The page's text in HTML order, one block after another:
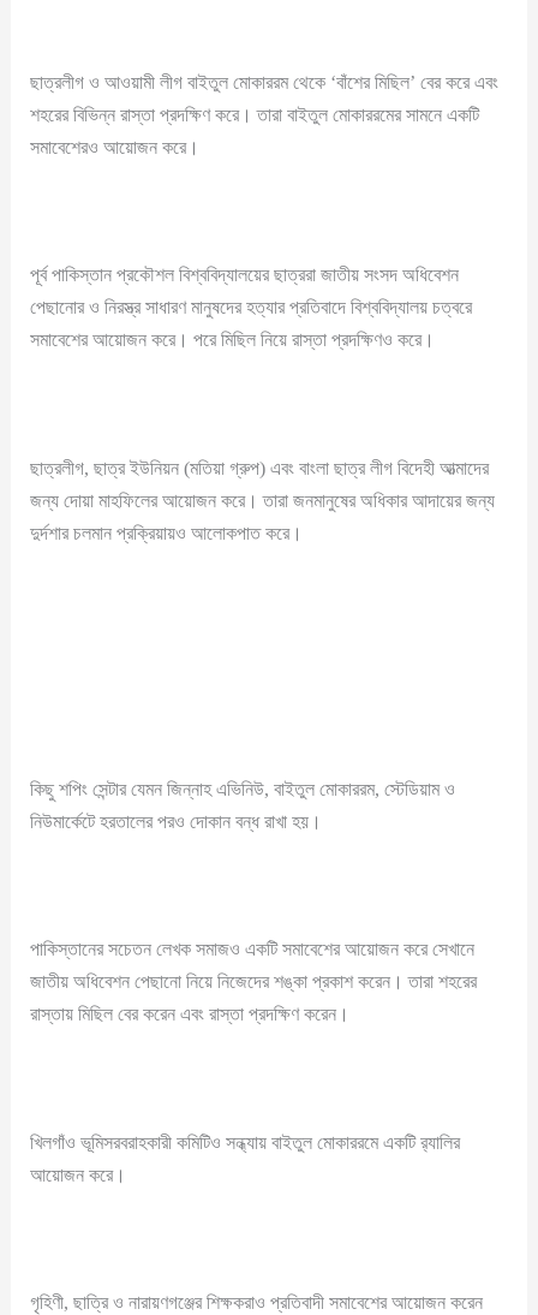
ছাত্রলীগ ও আওয়ামী লীগ বাইতুল মোকাররম থেকে ‘বাঁশের মিছিল’ বের করে এবং
শহরের বিভিন্ন রাস্তা প্রদক্ষিণ করে। তারা বাইতুল মোকাররমের সামনে একটি
সমাবেশেরও আয়োজন করে।
পূর্ব পাকিস্তান প্রকৌশল বিশ্ববিদ্যালয়ের ছাত্ররা জাতীয় সংসদ অধিবেশন
পেছানোর ও নিরস্ত্র সাধারণ মানুষদের হত্যার প্রতিবাদে বিশ্ববিদ্যালয় চত্বরে
সমাবেশের আয়োজন করে। পরে মিছিল নিয়ে রাস্তা প্রদক্ষিণও করে।
ছাত্রলীগ, ছাত্র ইউনিয়ন (মতিয়া গ্রুপ) এবং বাংলা ছাত্র লীগ বিদেহী আত্মাদের
জন্য দোয়া মাহফিলের আয়োজন করে। তারা জনমানুষের অধিকার আদায়ের জন্য
দুর্দশার চলমান প্রক্রিয়ায়ও আলোকপাত করে।
কিছু শপিং সেন্টার যেমন জিন্নাহ এভিনিউ, বাইতুল মোকাররম, স্টেডিয়াম ও
নিউমার্কেটে হরতালের পরও দোকান বন্ধ রাখা হয়।
পাকিস্তানের সচেতন লেখক সমাজও একটি সমাবেশের আয়োজন করে সেখানে
জাতীয় অধিবেশন পেছানো নিয়ে নিজেদের শঙ্কা প্রকাশ করেন। তারা শহরের
রাস্তায় মিছিল বের করেন এবং রাস্তা প্রদক্ষিণ করেন।
খিলগাঁও ভূমিসরবরাহকারী কমিটিও সন্ধ্যায় বাইতুল মোকাররমে একটি র‍্যালির
আয়োজন করে।
গৃহিণী, ছাত্রি ও নারায়ণগঞ্জের শিক্ষকরাও প্রতিবাদী সমাবেশের আয়োজন করেন